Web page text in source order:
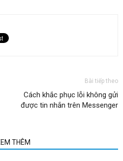
Bài tiếp theo
Cách khắc phục lỗi không gửi
được tin nhắn trên Messenger
THÊM